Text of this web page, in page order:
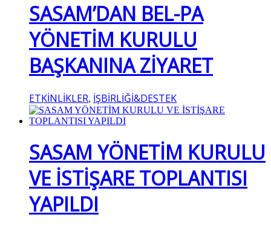
SASAM’DAN BEL-PA
YÖNETİM KURULU
BAŞKANINA ZİYARET
ETKİNLİKLER, İŞBİRLİĞİ&DESTEK
SASAM YÖNETİM KURULU
VE İSTİŞARE TOPLANTISI
YAPILDI